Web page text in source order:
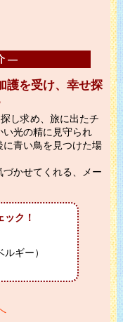
―
護を受け、幸せ探
し求め、旅に出たチ
い光の精に見守られ
青い鳥を見つけた場
かせてくれる、メー
ク！
ギー）